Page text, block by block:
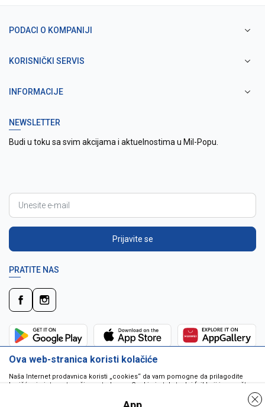
PODACI O KOMPANIJI
KORISNIČKI SERVIS
INFORMACIJE
NEWSLETTER
Budi u toku sa svim akcijama i aktuelnostima u Mil-Popu.
Prijavite se
PRATITE NAS
Ova web-stranica koristi kolačiće
Naša Internet prodavnica koristi „cookies“ da vam pomogne da prilagodite
korišćenje interneta vašim potrebama. Cookie je tekstualni fajl koji je smešten
da pokrenu program ili da isporuče virus vašem računaru. Cookie-i su